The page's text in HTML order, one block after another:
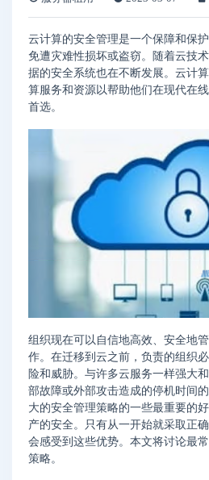
云计算的安全管理是一个保障和保
免遭灾难性损坏或盗窃。随着云技
据的安全系统也在不断发展。云计
算服务和资源以帮助他们在现代在
首选。
组织现在可以自信地高效、安全地
作。在迁移到云之前，负责的组织
险和威胁。与许多云服务一样强大
部故障或外部攻击造成的停机时间
大的安全管理策略的一些最重要的
产的安全。只有从一开始就采取正
会感受到这些优势。本文将讨论最
策略。